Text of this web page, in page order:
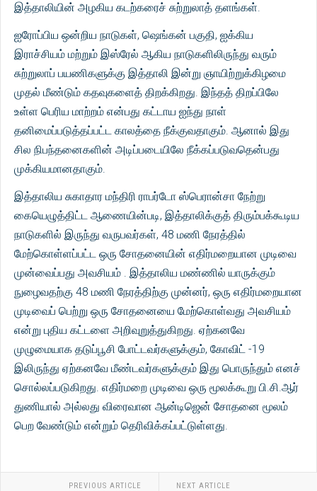
இத்தாலியின் அழகிய கடற்கரைச் சுற்றுலாத் தளங்கள்.
ஐரோப்பிய ஒன்றிய நாடுகள், ஷெங்கன் பகுதி, ஐக்கிய
இராச்சியம் மற்றும் இஸ்ரேல் ஆகிய நாடுகளிலிருந்து வரும்
சுற்றுலாப் பயணிகளுக்கு இத்தாலி இன்று ஞாயிற்றுக்கிழமை
முதல் மீண்டும் கதவுகளைத் திறக்கிறது. இந்தத் திறப்பிலே
உள்ள பெரிய மாற்றம் என்பது கட்டாய ஐந்து நாள்
தனிமைப்படுத்தப்பட்ட காலத்தை நீக்குவதாகும். ஆனால் இது
சில நிபந்தனைகளின் அடிப்படையிலே நீக்கப்படுவதென்பது
முக்கியமானதாகும்.
இத்தாலிய சுகாதார மந்திரி ராபர்டோ ஸ்பெரான்சா நேற்று
கையெழுத்திட்ட ஆணையின்படி, இத்தாலிக்குத் திரும்பக்கூடிய
நாடுகளில் இருந்து வருபவர்கள், 48 மணி நேரத்தில்
மேற்கொள்ளப்பட்ட ஒரு சோதனையின் எதிர்மறையான முடிவை
முன்வைப்பது அவசியம் . இத்தாலிய மண்ணில் யாருக்கும்
நுழைவதற்கு 48 மணி நேரத்திற்கு முன்னர், ஒரு எதிர்மறையான
முடிவைப் பெற்று ஒரு சோதனையை மேற்கொள்வது அவசியம்
என்று புதிய கட்டளை அறிவுறுத்துகிறது. ஏற்கனவே
முழுமையாக தடுப்பூசி போட்டவர்களுக்கும், கோவிட் -19
இலிருந்து ஏற்கனவே மீண்டவர்களுக்கும் இது பொருந்தும் எனச்
சொல்லப்படுகிறது. எதிர்மறை முடிவை ஒரு மூலக்கூறு பி.சி.ஆர்
துணியால் அல்லது விரைவான ஆன்டிஜென் சோதனை மூலம்
பெற வேண்டும் என்றும் தெரிவிக்கப்பட்டுள்ளது.
PREVIOUS ARTICLE NEXT ARTICLE